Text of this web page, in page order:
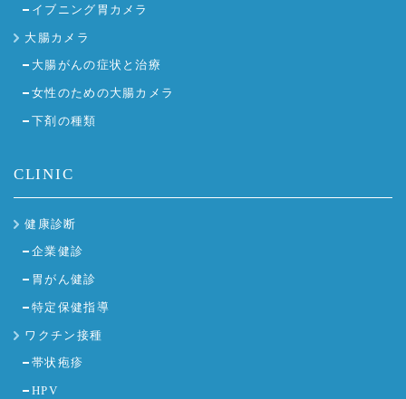
イブニング胃カメラ
大腸カメラ
大腸がんの症状と治療
女性のための大腸カメラ
下剤の種類
CLINIC
健康診断
企業健診
胃がん健診
特定保健指導
ワクチン接種
帯状疱疹
HPV